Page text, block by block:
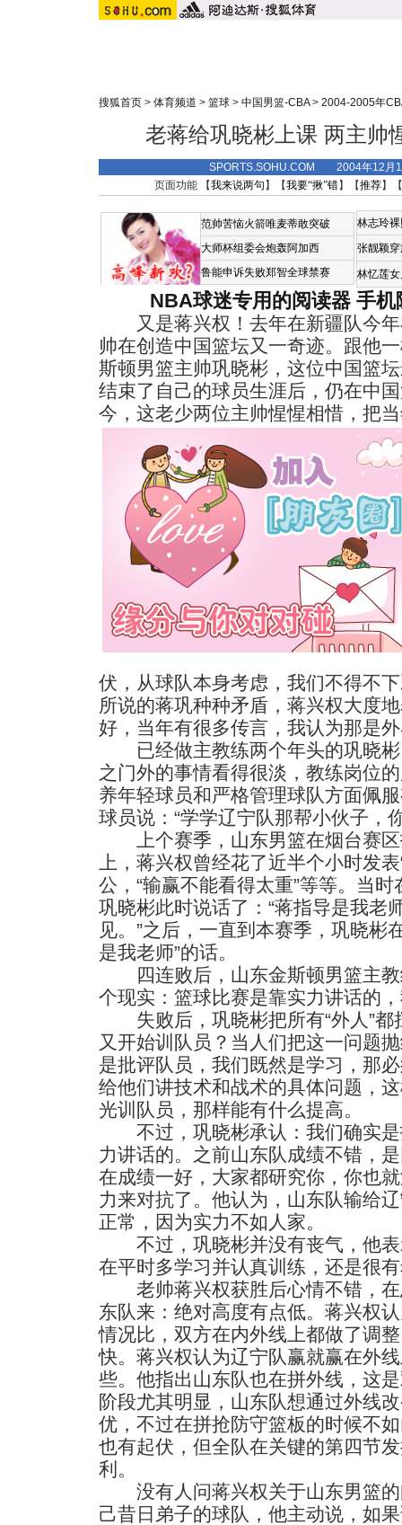
搜狐首页 > 体育频道 > 篮球 > 中国男篮-CBA> 2004-2005年
老蒋给巩晓彬上课 两主帅
SPORTS.SOHU.COM 2004年12月
页面功能 【我来说两句 】【我要“揪”错】【推荐】
范帅苦恼火箭唯麦蒂敢突破
大师杯组委会炮轰阿加西
鲁能申诉失败郑智全球禁赛
林志玲
张靓颖
林忆莲
NBA球迷专用的阅读器 手机
又是蒋兴权！去年在新疆队今年
帅在创造中国篮坛又一奇迹。跟他
斯顿男篮主帅巩晓彬，这位中国篮
结束了自己的球员生涯后，仍在中
今，这老少两位主帅惺惺相惜，把
伏，从球队本身考虑，我们不得不下
所说的蒋巩种种矛盾，蒋兴权大度
好，当年有很多传言，我认为那是
已经做主教练两个年头的巩晓彬
之门外的事情看得很淡，教练岗位
养年轻球员和严格管理球队方面佩
球员说：“学学辽宁队那帮小伙子，
上个赛季，山东男篮在烟台赛区
上，蒋兴权曾经花了近半个小时发
公，“输赢不能看得太重”等等。当
巩晓彬此时说话了：“蒋指导是我老
见。”之后，一直到本赛季，巩晓彬
是我老师”的话。
四连败后，山东金斯顿男篮主教
个现实：篮球比赛是靠实力讲话的
失败后，巩晓彬把所有“外人”都
又开始训队员？当人们把这一问题
是批评队员，我们既然是学习，那
给他们讲技术和战术的具体问题，
光训队员，那样能有什么提高。
不过，巩晓彬承认：我们确实是
力讲话的。之前山东队成绩不错，
在成绩一好，大家都研究你，你也
力来对抗了。他认为，山东队输给
正常，因为实力不如人家。
不过，巩晓彬并没有丧气，他表
在平时多学习并认真训练，还是很
老帅蒋兴权获胜后心情不错，在
东队来：绝对高度有点低。蒋兴权
情况比，双方在内外线上都做了调
快。蒋兴权认为辽宁队赢就赢在外
些。他指出山东队也在拼外线，这
阶段尤其明显，山东队想通过外线
优，不过在拼抢防守篮板的时候不
也有起伏，但全队在关键的第四节
利。
没有人问蒋兴权关于山东男篮的
己昔日弟子的球队，他主动说，如